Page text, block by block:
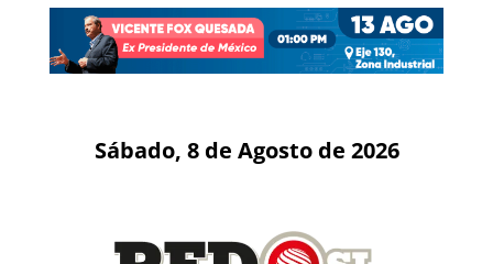
Sábado, 8 de Agosto de 2026